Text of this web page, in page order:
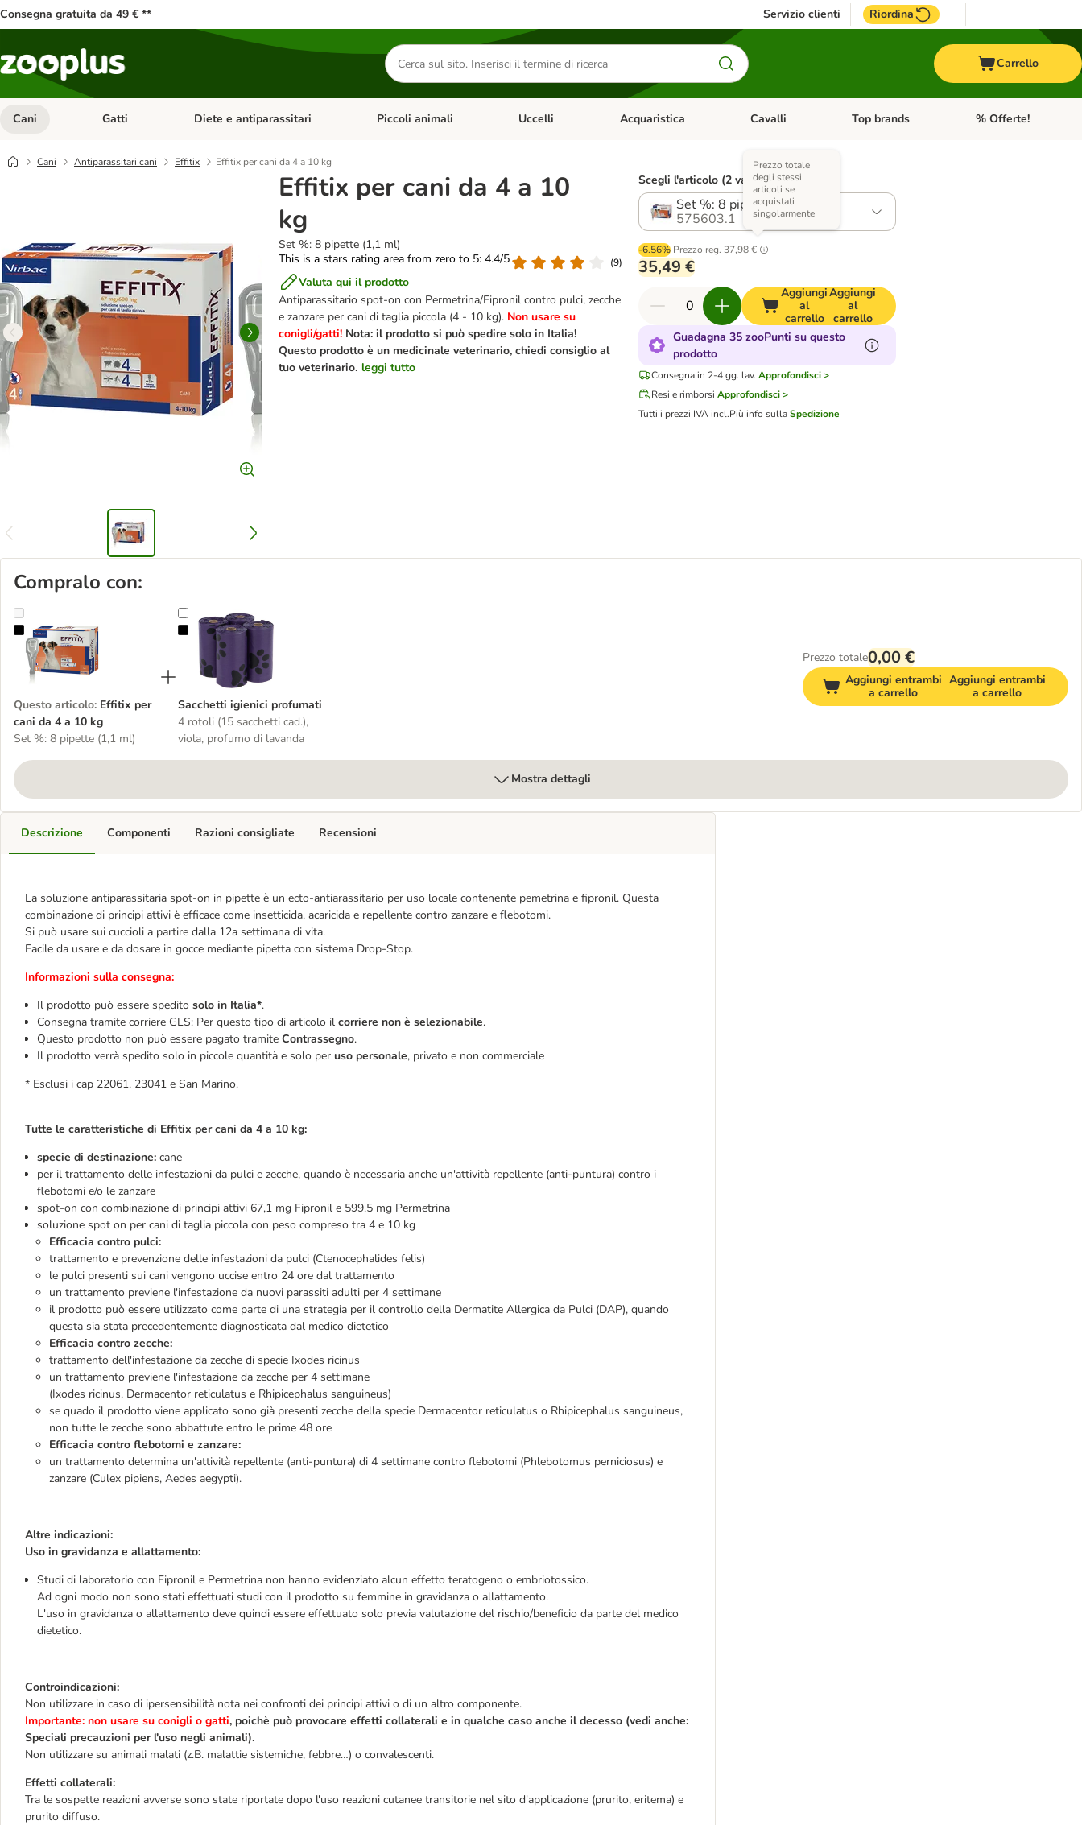
Consegna gratuita da 49 € ** Servizio clienti Riordina
Cerca
prodotti
Carrello
Cani Apri Menu Categoria: Cani
Gatti Apri Menu Categoria: Gatti
Diete e antiparassitari Apri Menu Categoria: Diete e antiparassitari
Piccoli animali Apri Menu Categoria: Piccoli animali
Uccelli Apri Menu Categoria: Uccelli
Acquaristica Apri Menu Categoria: Acquaristica
Cavalli Apri Menu Categoria: Cavalli
Top brands Apri Menu Categoria:
% Offerte!
Cani Antiparassitari cani Effitix Effitix per cani da 4 a 10 kg
Effitix per cani da 4 a 10
kg
Set %: 8 pipette (1,1 ml)
This is a stars rating area from zero to 5: 4.4/5
(9)
Valuta qui il prodotto
Antiparassitario spot-on con Permetrina/Fipronil contro pulci, zecche
e zanzare per cani di taglia piccola (4 - 10 kg). Non usare su
conigli/gatti! Nota: il prodotto si può spedire solo in Italia!
Questo prodotto è un medicinale veterinario, chiedi consiglio al
tuo veterinario. leggi tutto
Scegli l'articolo (2 varianti)
Set %: 8 pipette (1,1 ml)
575603.1
-6.56% Prezzo reg. 37,98 €
Prezzo totale
degli stessi
articoli se
acquistati
singolarmente
35,49 €
Aggiungi
al
carrello
Aggiungi
al
carrello
Guadagna 35 zooPunti su questo
prodotto
Consegna in 2-4 gg. lav. Approfondisci >
Resi e rimborsi Approfondisci >
Tutti i prezzi IVA incl.Più info sullaSpedizione
Compralo con:
Effitix per cani da 4 a 10 kg
Questo articolo: Effitix per
cani da 4 a 10 kg
Set %: 8 pipette (1,1 ml)
Sacchetti igienici profumati
Sacchetti igienici profumati
4 rotoli (15 sacchetti cad.),
viola, profumo di lavanda
Prezzo totale0,00 €
Aggiungi entrambi
a carrello
Aggiungi entrambi
a carrello
Mostra dettagli
Descrizione
La soluzione antiparassitaria spot-on in pipette è un ecto-antiarassitario per uso locale contenente pemetrina e fipronil. Questa
combinazione di principi attivi è efficace come insetticida, acaricida e repellente contro zanzare e flebotomi.
Si può usare sui cuccioli a partire dalla 12a settimana di vita.
Facile da usare e da dosare in gocce mediante pipetta con sistema Drop-Stop.
Informazioni sulla consegna:
Il prodotto può essere spedito solo in Italia*.
Consegna tramite corriere GLS: Per questo tipo di articolo il corriere non è selezionabile.
Questo prodotto non può essere pagato tramite Contrassegno.
Il prodotto verrà spedito solo in piccole quantità e solo per uso personale, privato e non commerciale
* Esclusi i cap 22061, 23041 e San Marino.
Tutte le caratteristiche di Effitix per cani da 4 a 10 kg:
specie di destinazione: cane
per il trattamento delle infestazioni da pulci e zecche, quando è necessaria anche un'attività repellente (anti-puntura) contro i
flebotomi e/o le zanzare
spot-on con combinazione di principi attivi 67,1 mg Fipronil e 599,5 mg Permetrina
soluzione spot on per cani di taglia piccola con peso compreso tra 4 e 10 kg
Efficacia contro pulci:
trattamento e prevenzione delle infestazioni da pulci (Ctenocephalides felis)
le pulci presenti sui cani vengono uccise entro 24 ore dal trattamento
un trattamento previene l'infestazione da nuovi parassiti adulti per 4 settimane
il prodotto può essere utilizzato come parte di una strategia per il controllo della Dermatite Allergica da Pulci (DAP), quando
questa sia stata precedentemente diagnosticata dal medico dietetico
Efficacia contro zecche:
trattamento dell'infestazione da zecche di specie Ixodes ricinus
un trattamento previene l'infestazione da zecche per 4 settimane
(Ixodes ricinus, Dermacentor reticulatus e Rhipicephalus sanguineus)
se quado il prodotto viene applicato sono già presenti zecche della specie Dermacentor reticulatus o Rhipicephalus sanguineus,
non tutte le zecche sono abbattute entro le prime 48 ore
Efficacia contro flebotomi e zanzare:
un trattamento determina un'attività repellente (anti-puntura) di 4 settimane contro flebotomi (Phlebotomus perniciosus) e
zanzare (Culex pipiens, Aedes aegypti).
Altre indicazioni:
Uso in gravidanza e allattamento:
Studi di laboratorio con Fipronil e Permetrina non hanno evidenziato alcun effetto teratogeno o embriotossico.
Ad ogni modo non sono stati effettuati studi con il prodotto su femmine in gravidanza o allattamento.
L'uso in gravidanza o allattamento deve quindi essere effettuato solo previa valutazione del rischio/beneficio da parte del medico
dietetico.
Controindicazioni:
Non utilizzare in caso di ipersensibilità nota nei confronti dei principi attivi o di un altro componente.
Importante: non usare su conigli o gatti, poichè può provocare effetti collaterali e in qualche caso anche il decesso (vedi anche:
Speciali precauzioni per l'uso negli animali).
Non utilizzare su animali malati (z.B. malattie sistemiche, febbre…) o convalescenti.
Effetti collaterali:
Tra le sospette reazioni avverse sono state riportate dopo l'uso reazioni cutanee transitorie nel sito d'applicazione (prurito, eritema) e
prurito diffuso.
Componenti Razioni consigliate Recensioni